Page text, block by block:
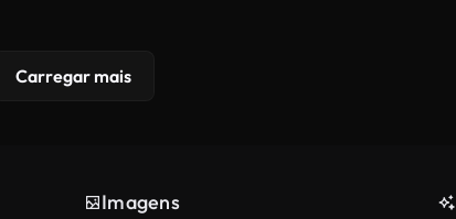
Carregar mais
Imagens